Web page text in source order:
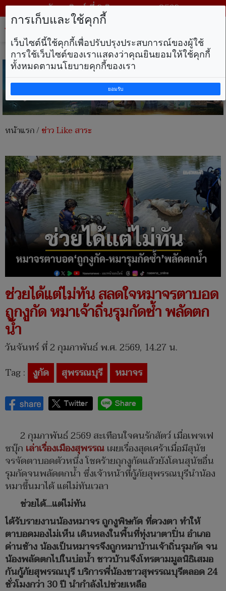
วันอาทิตย์ ที่ 9 สิงหาคม พ.ศ. 2569
หน้าแรก/ข่าว Like สาระ
ช่วยได้แต่ไม่ทัน สลดใจหมาจรตาบอด
ถูกงูกัด หมาเจ้าถิ่นรุมกัดซ้ำ พลัดตก
น้ำ
วันจันทร์ ที่ 2 กุมภาพันธ์ พ.ศ. 2569, 14.27 น.
Tag : งูกัด สุพรรณบุรี หมาจร
2 กุมภาพันธ์ 2569 สะเทือนใจคนรักสัตว์ เมื่อเพจเฟ
ซบุ๊ก เล่าเรื่องเมืองสุพรรณเผยเรื่องสุดเศร้าเมื่อมีสุนัข
จรจัดตาบอดตัวหนึ่ง โชคร้ายถุกงูกัดแล้วยังโดนสุนัขอื่น
รุมกัดจนพลัดตกน้ำ ซึ่งเจ้าหน้าที่กู้ภัยสุพรรณบุรีนำน้อง
หมาขึ้นมาได้ แต่ไม่ทันเวลา
ช่วยได้...แต่ไม่ทัน
ได้รับรายงานน้องหมาจร ถูกงูพิษกัด ที่ดวงตา ทำให้
ตาบอดมองไม่เห็น เดินหลงในพื้นที่ทุ่งนาตาปิ่น อำเภอ
ด่านช้าง น้องเป็นหมาจรจึงถูกหมาบ้านเจ้าถิ่นรุมกัด จน
น้องพลัดตกไปในบ่อน้ำ ชาวบ้านจึงโทรตามมูลนิธิเสมอ
กันกู้ภัยสุพรรณบุรี บริการพี่น้องชาวสุพรรณบุรีตลอด 24
ชั่วโมงกว่า 30 ปี นำกำลังไปช่วยเหลือ
การเก็บและใช้คุกกี้
เว็บไซต์นี้ใช้คุกกี้เพื่อปรับปรุงประสบการณ์ของผู้ใช้
การใช้เว็บไซต์ของเราแสดงว่าคุณยินยอมให้ใช้คุกกี้
ทั้งหมดตามนโยบายคุกกี้ของเรา
ยอมรับ